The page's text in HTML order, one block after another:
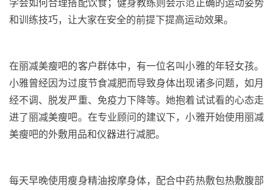
学会如何合理搭配饮食；健身教练则会示范正确的运动姿势
和训练技巧，让大家在安全的前提下提高运动效果。
在丽减美瘦吧的客户群体中，有一位名叫小雅的年轻女孩。
小雅曾经因为过度节食减肥而导致身体出现诸多问题，如月
经不调、脱发严重、免疫力下降等。她抱着试试看的心态走
进了丽减美瘦吧。在专业顾问的建议下，小雅开始使用丽减
美瘦吧的外敷用品和仪器进行减肥。
每天早晚使用瘦身精油按摩身体，配合中药热敷包热敷腹部